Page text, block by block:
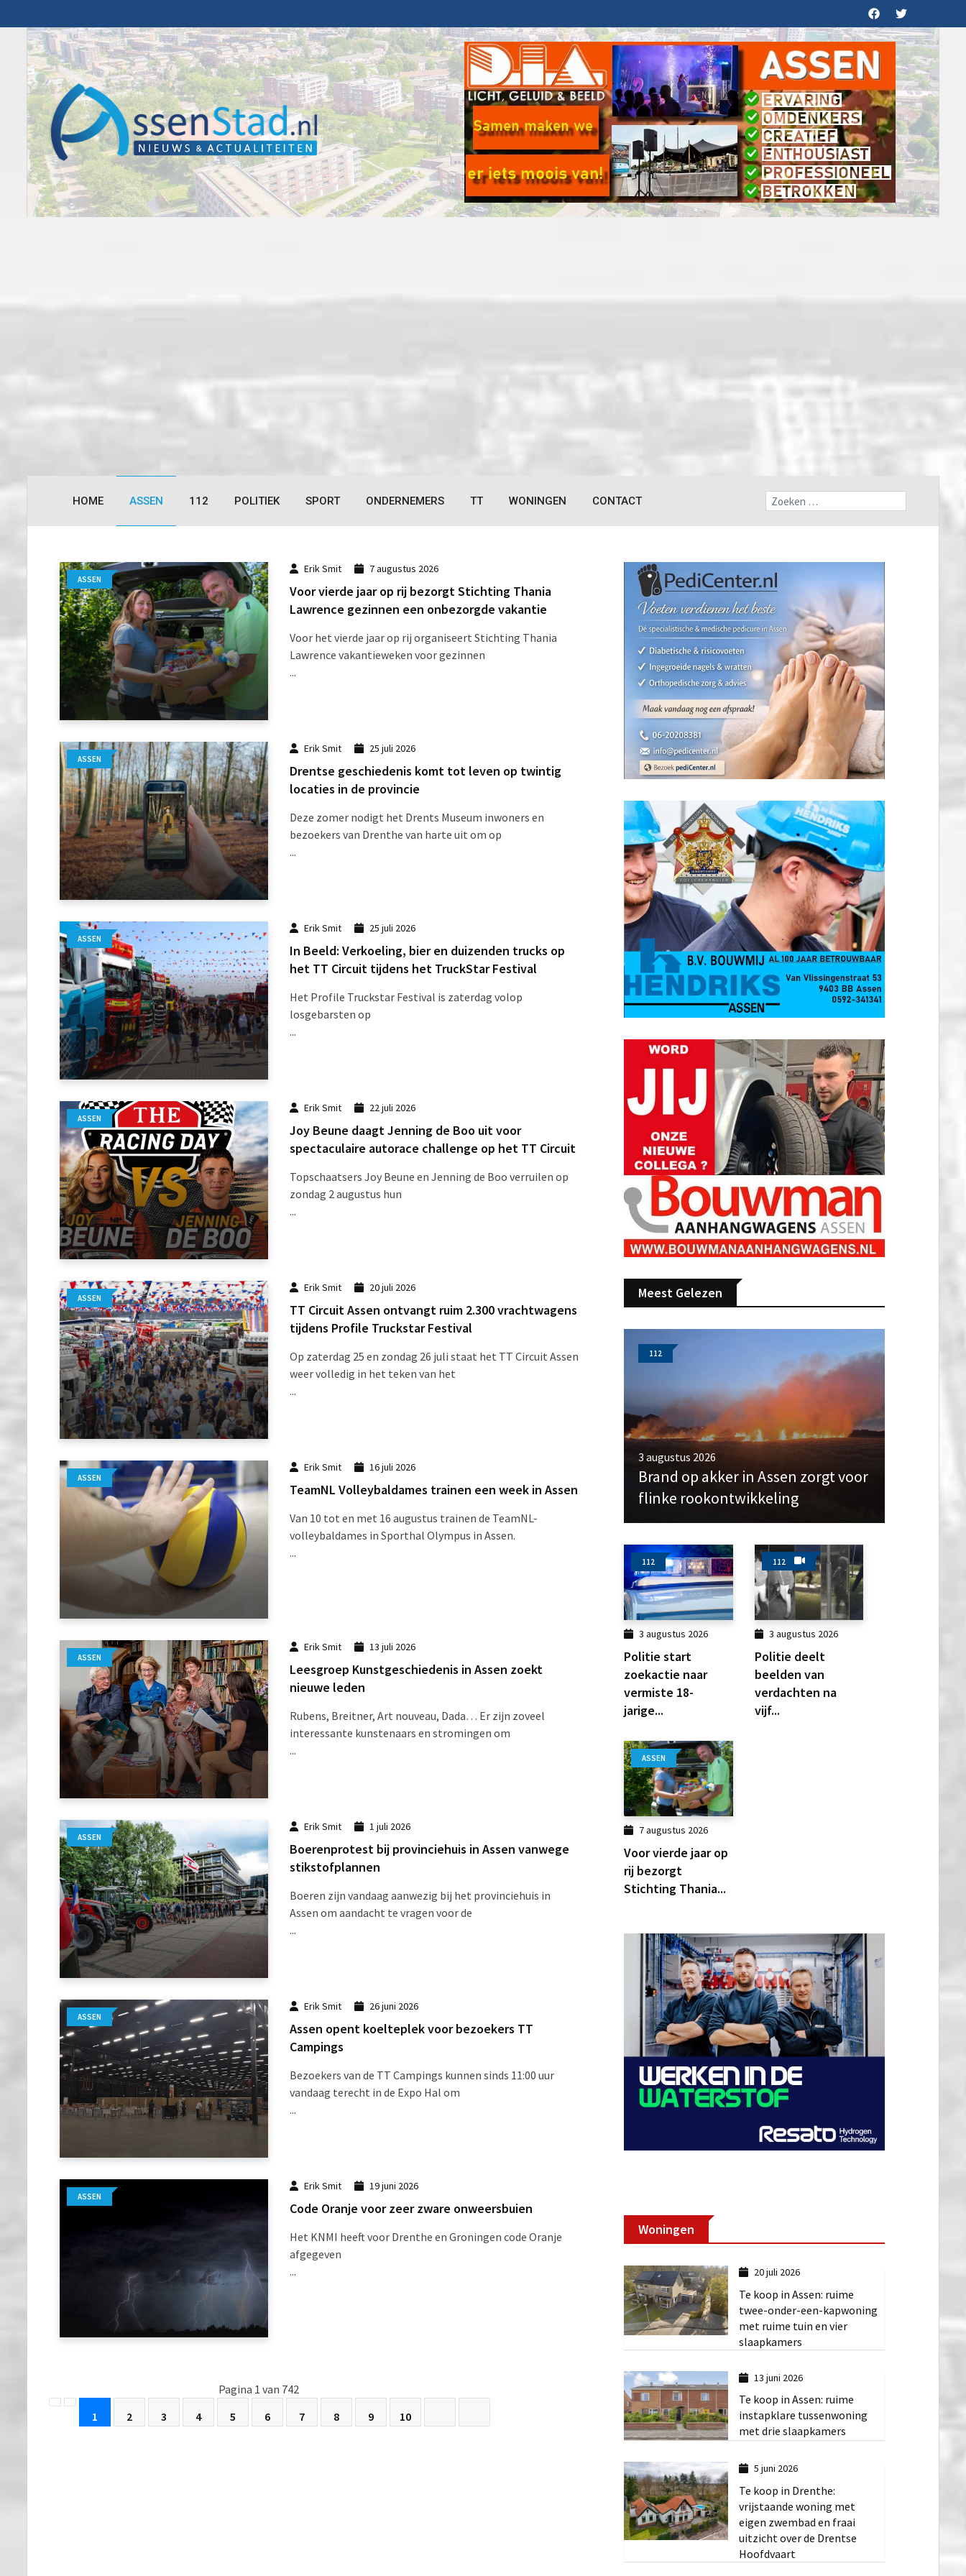
HOME ASSEN 112 POLITIEK SPORT ONDERNEMERS TT WONINGEN CONTACT
ASSEN
Erik Smit 7 augustus 2026
Voor vierde jaar op rij bezorgt Stichting Thania
Lawrence gezinnen een onbezorgde vakantie
Voor het vierde jaar op rij organiseert Stichting Thania
Lawrence vakantieweken voor gezinnen
...
ASSEN
Erik Smit 25 juli 2026
Drentse geschiedenis komt tot leven op twintig
locaties in de provincie
Deze zomer nodigt het Drents Museum inwoners en
bezoekers van Drenthe van harte uit om op
...
ASSEN
Erik Smit 25 juli 2026
In Beeld: Verkoeling, bier en duizenden trucks op
het TT Circuit tijdens het TruckStar Festival
Het Profile Truckstar Festival is zaterdag volop
losgebarsten op
...
ASSEN
Erik Smit 22 juli 2026
Joy Beune daagt Jenning de Boo uit voor
spectaculaire autorace challenge op het TT Circuit
Topschaatsers Joy Beune en Jenning de Boo verruilen op
zondag 2 augustus hun
...
ASSEN
Erik Smit 20 juli 2026
TT Circuit Assen ontvangt ruim 2.300 vrachtwagens
tijdens Profile Truckstar Festival
Op zaterdag 25 en zondag 26 juli staat het TT Circuit Assen
weer volledig in het teken van het
...
ASSEN
Erik Smit 16 juli 2026
TeamNL Volleybaldames trainen een week in Assen
Van 10 tot en met 16 augustus trainen de TeamNL-
volleybaldames in Sporthal Olympus in Assen.
...
ASSEN
Erik Smit 13 juli 2026
Leesgroep Kunstgeschiedenis in Assen zoekt
nieuwe leden
Rubens, Breitner, Art nouveau, Dada… Er zijn zoveel
interessante kunstenaars en stromingen om
...
ASSEN
Erik Smit 1 juli 2026
Boerenprotest bij provinciehuis in Assen vanwege
stikstofplannen
Boeren zijn vandaag aanwezig bij het provinciehuis in
Assen om aandacht te vragen voor de
...
ASSEN
Erik Smit 26 juni 2026
Assen opent koelteplek voor bezoekers TT
Campings
Bezoekers van de TT Campings kunnen sinds 11:00 uur
vandaag terecht in de Expo Hal om
...
ASSEN
Erik Smit 19 juni 2026
Code Oranje voor zeer zware onweersbuien
Het KNMI heeft voor Drenthe en Groningen code Oranje
afgegeven
...
Pagina 1 van 742
1
2 3 4 5 6 7 8 9 10
Meest Gelezen
112
3 augustus 2026
Brand op akker in Assen zorgt voor
flinke rookontwikkeling
112
3 augustus 2026
Politie start
zoekactie naar
vermiste 18-
jarige...
112
3 augustus 2026
Politie deelt
beelden van
verdachten na
vijf...
ASSEN
7 augustus 2026
Voor vierde jaar op
rij bezorgt
Stichting Thania...
Woningen
20 juli 2026
Te koop in Assen: ruime
twee-onder-een-kapwoning
met ruime tuin en vier
slaapkamers
13 juni 2026
Te koop in Assen: ruime
instapklare tussenwoning
met drie slaapkamers
5 juni 2026
Te koop in Drenthe:
vrijstaande woning met
eigen zwembad en fraai
uitzicht over de Drentse
Hoofdvaart